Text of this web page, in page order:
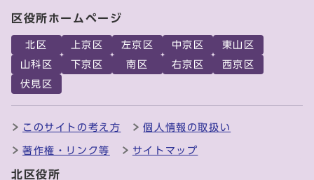
区役所ホームページ
北区 上京区 左京区 中京区
東山区
山科区
下京区 南区 右京区
西京区
伏見区
このサイトの考え方 個人情報の取扱い
著作権・リンク等 サイトマップ
北区役所